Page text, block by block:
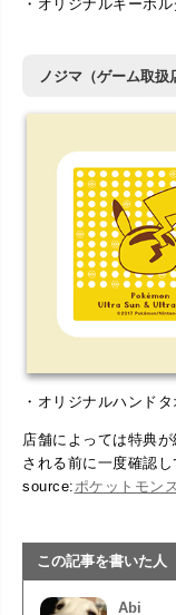
・オリジナルキーホル
ノジマ（ゲーム取扱
・オリジナルハンド
店舗によっては特典
される前に一度確認し
source: ポケットモン
この記事を書いた人
Abi